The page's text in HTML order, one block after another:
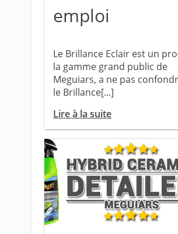
emploi
Le Brillance Eclair est un
la gamme grand public de
Meguiars, a ne pas
le Brillance[...]
Lire à la suite